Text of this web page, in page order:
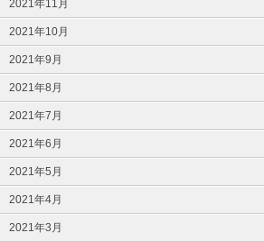
2021年11月
2021年10月
2021年9月
2021年8月
2021年7月
2021年6月
2021年5月
2021年4月
2021年3月